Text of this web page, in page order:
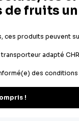
client.